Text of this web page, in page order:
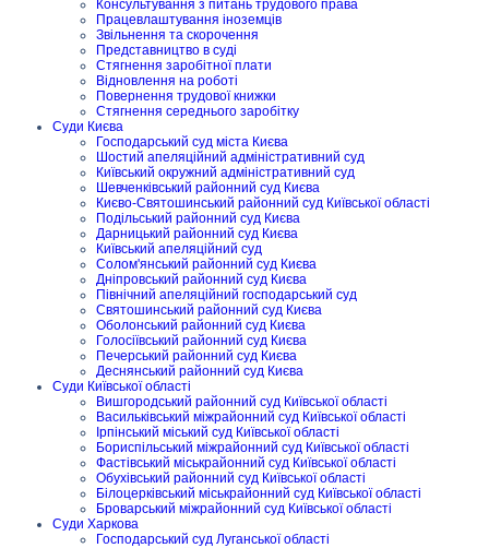
Консультування з питань трудового права
Працевлаштування іноземців
Звільнення та скорочення
Представництво в суді
Стягнення заробітної плати
Відновлення на роботі
Повернення трудової книжки
Стягнення середнього заробітку
Суди Києва
Господарський суд міста Києва
Шостий апеляційний адміністративний суд
Київський окружний адміністративний суд
Шевченківський районний суд Києва
Києво-Святошинський районний суд Київської області
Подільський районний суд Києва
Дарницький районний суд Києва
Київський апеляційний суд
Солом'янський районний суд Києва
Дніпровський районний суд Києва
Північний апеляційний господарський суд
Святошинський районний суд Києва
Оболонський районний суд Києва
Голосіївський районний суд Києва
Печерський районний суд Києва
Деснянський районний суд Києва
Суди Київської області
Вишгородський районний суд Київської області
Васильківський міжрайонний суд Київської області
Ірпінський міський суд Київської області
Бориспільський міжрайонний суд Київської області
Фастівський міськрайонний суд Київської області
Обухівський районний суд Київської області
Білоцерківський міськрайонний суд Київської області
Броварський міжрайонний суд Київської області
Суди Харкова
Господарський суд Луганської області